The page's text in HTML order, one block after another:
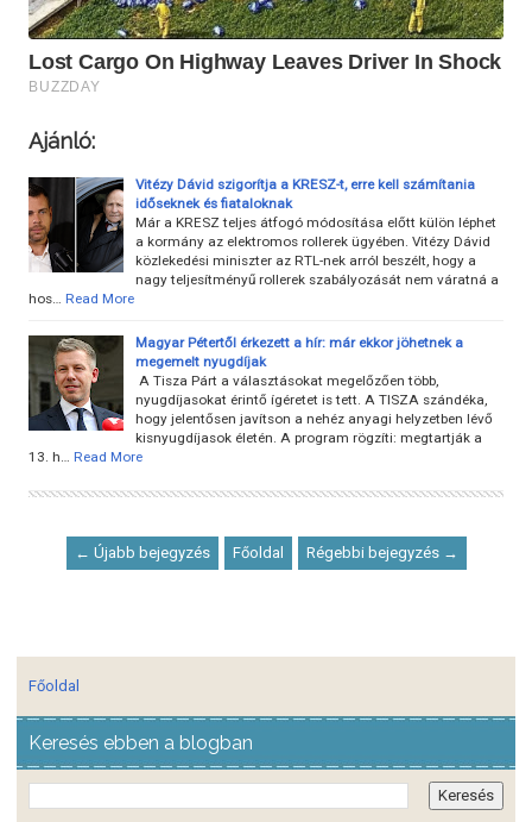
Ajánló:
Vitézy Dávid szigorítja a KRESZ-t, erre kell számítania
időseknek és fiataloknak
Már a KRESZ teljes átfogó módosítása előtt külön léphet
a kormány az elektromos rollerek ügyében. Vitézy Dávid
közlekedési miniszter az RTL-nek arról beszélt, hogy a
nagy teljesítményű rollerek szabályozását nem váratná a
hos… Read More
Magyar Pétertől érkezett a hír: már ekkor jöhetnek a
megemelt nyugdíjak
A Tisza Párt a választásokat megelőzően több,
nyugdíjasokat érintő ígéretet is tett. A TISZA szándéka,
hogy jelentősen javítson a nehéz anyagi helyzetben lévő
kisnyugdíjasok életén. A program rögzíti: megtartják a
13. h… Read More
← Újabb bejegyzés Főoldal Régebbi bejegyzés →
Főoldal
Keresés ebben a blogban